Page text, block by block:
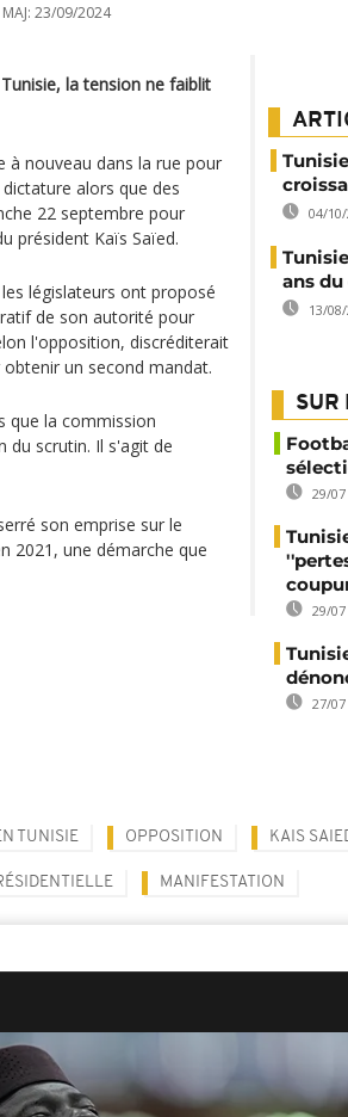
23/09/2024
la tension ne faiblit
à nouveau dans la rue pour
alors que des
22 septembre pour
président Kaïs Saïed.
législateurs ont proposé
de son autorité pour
l'opposition, discréditerait
un second mandat.
que la commission
du scrutin. Il s'agit de
son emprise sur le
2021, une démarche que
04/
ans
13/
SUR
29/07
29/
27/07
TUNISIE OPPOSITION KAIS
MANIFESTATION